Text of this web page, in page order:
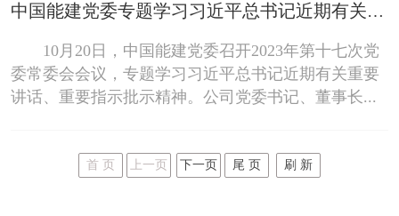
中国能建党委专题学习习近平总书记近期有关重要讲话、重要指示批示精神
10月20日，中国能建党委召开2023年第十七次党
委常委会会议，专题学习习近平总书记近期有关重要
讲话、重要指示批示精神。公司党委书记、董事长...
首 页 上一页 下一页 尾 页 刷 新